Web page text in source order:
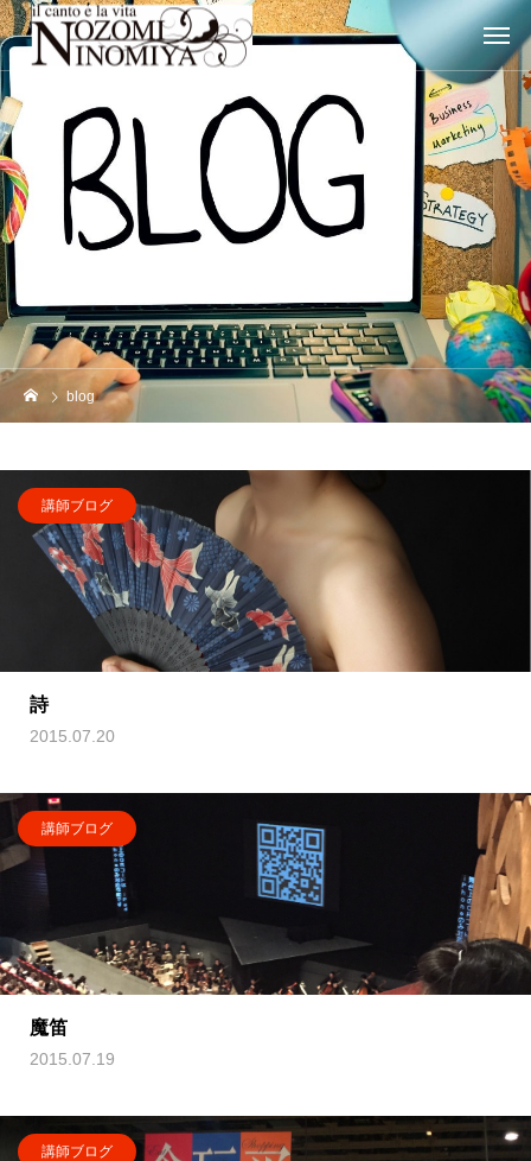
blog
講師ブログ
詩
2015.07.20
講師ブログ
魔笛
2015.07.19
講師ブログ